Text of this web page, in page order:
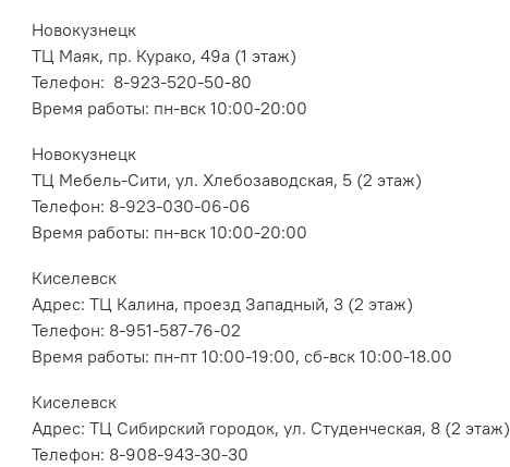
Новокузнецк
ТЦ Маяк, пр. Курако, 49а (1 этаж)
Телефон: 8-923-520-50-80
Время работы: пн-вск 10:00-20:00
Новокузнецк
ТЦ Мебель-Сити, ул. Хлебозаводская, 5 (2 этаж)
Телефон: 8-923-030-06-06
Время работы: пн-вск 10:00-20:00
Киселевск
Адрес: ТЦ Калина, проезд Западный, 3 (2 этаж)
Телефон: 8-951-587-76-02
Время работы: пн-пт 10:00-19:00, сб-вск 10:00-18.00
Киселевск
Адрес: ТЦ Сибирский городок, ул. Студенческая, 8 (2 этаж)
Телефон: 8-908-943-30-30